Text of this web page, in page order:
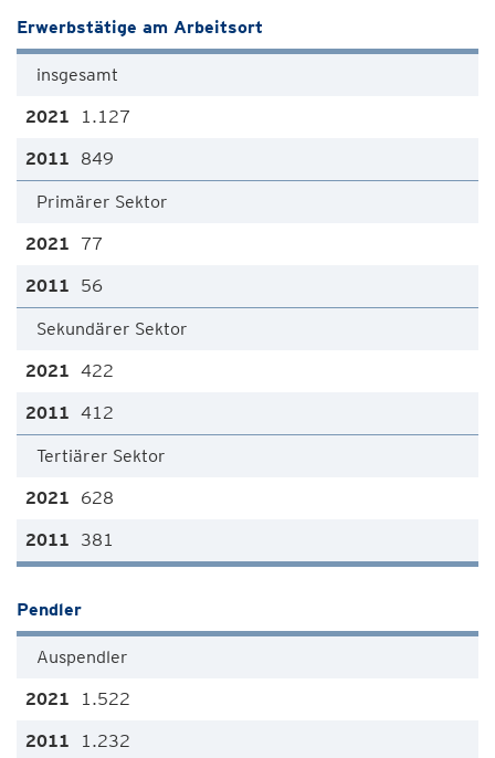
Erwerbstätige am Arbeitsort
insgesamt
1.127
849
Primärer Sektor
77
56
Sekundärer Sektor
422
412
Tertiärer Sektor
628
381
Pendler
Auspendler
1.522
1.232